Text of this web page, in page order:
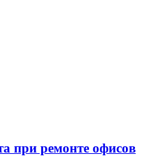
при ремонте офисов